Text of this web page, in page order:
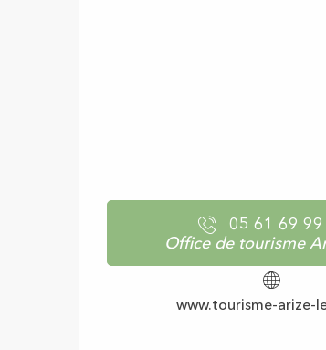
05 61 69 99
Office de tourisme
www.tourisme-arize-